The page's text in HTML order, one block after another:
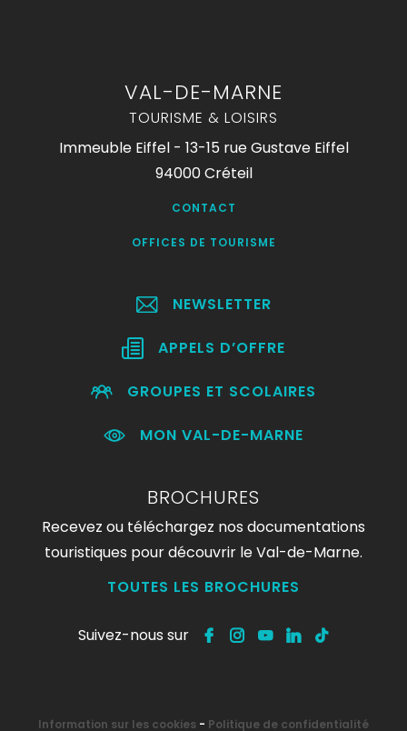
VAL-DE-MARNE
TOURISME & LOISIRS
Immeuble Eiffel - 13-15 rue Gustave Eiffel
94000 Créteil
CONTACT
OFFICES DE TOURISME
NEWSLETTER
APPELS D’OFFRE
GROUPES ET SCOLAIRES
MON VAL-DE-MARNE
BROCHURES
Recevez ou téléchargez nos documentations
touristiques pour découvrir le Val-de-Marne.
TOUTES LES BROCHURES
Suivez-nous sur
Information sur les cookies - Politique de confidentialité